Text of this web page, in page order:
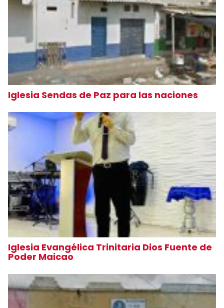
Iglesia Sendas de Paz para las naciones
Iglesia Evangélica Trinitaria Dios Fuente de
Poder Maicao